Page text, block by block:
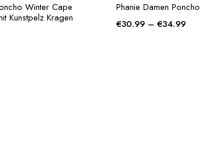
Winter Cape
Kunstpelz Kragen
Phanie Damen Poncho
€30.99 – €34.99Price